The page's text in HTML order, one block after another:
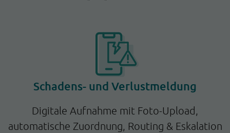
Schadens- und Verlustmeldung
Digitale Aufnahme mit Foto-Upload,
automatische Zuordnung, Routing & Eskalation